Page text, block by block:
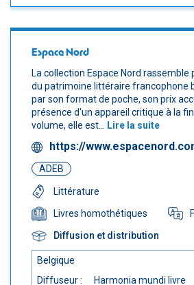
Espace Nord
La collection Espace Nord rassemble
du patrimoine littéraire francophone
par son format de poche, son prix
présence d'un appareil critique à la
volume, elle est...
Lire la suite
https://
ADEB
Littérature
Livres homothétiques
Diffusion et distribution
Belgique
Diffuseur :
Harmonia mundi livre